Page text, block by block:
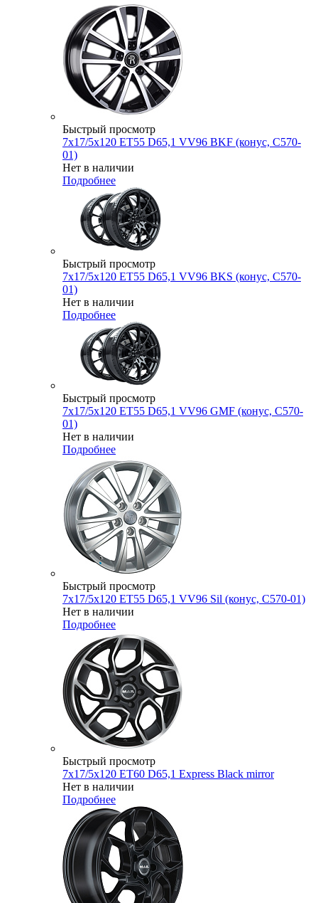
Быстрый просмотр
7x17/5x120 ET55 D65,1 VV96 BKF (конус, C570-
01)
Нет в наличии
Подробнее
Быстрый просмотр
7x17/5x120 ET55 D65,1 VV96 BKS (конус, C570-
01)
Нет в наличии
Подробнее
Быстрый просмотр
7x17/5x120 ET55 D65,1 VV96 GMF (конус, C570-
01)
Нет в наличии
Подробнее
Быстрый просмотр
7x17/5x120 ET55 D65,1 VV96 Sil (конус, C570-01)
Нет в наличии
Подробнее
Быстрый просмотр
7x17/5x120 ET60 D65,1 Express Black mirror
Нет в наличии
Подробнее